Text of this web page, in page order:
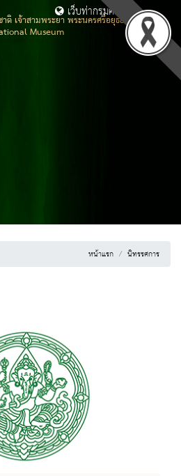
เจ้าสามพระยา พระนครศรีอยุธยา
Museum
เว็บท่ากรมศิลปากร
หน้าแรก นิทรรศการ